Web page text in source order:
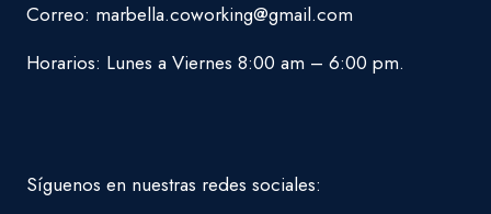
Correo: marbella.coworking@gmail.com
Horarios: Lunes a Viernes 8:00 am – 6:00 pm.
Síguenos en nuestras redes sociales: